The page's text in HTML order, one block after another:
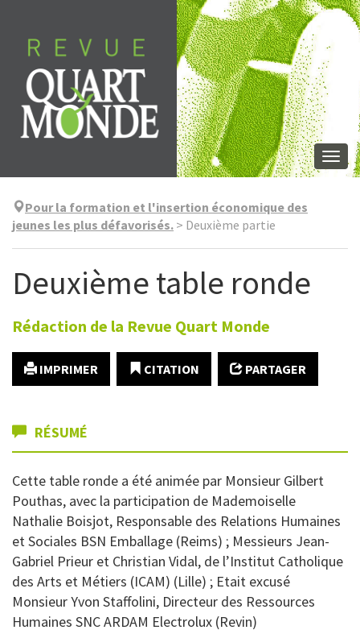
contenu
Pour la formation et l'insertion économique des
jeunes les plus défavorisés. > Deuxième partie
Deuxième table ronde
Rédaction de la Revue Quart Monde
IMPRIMER CITATION PARTAGER
RÉSUMÉ
Cette table ronde a été animée par Monsieur Gilbert
Pouthas, avec la participation de Mademoiselle
Nathalie Boisjot, Responsable des Relations Humaines
et Sociales BSN Emballage (Reims) ; Messieurs Jean-
Gabriel Prieur et Christian Vidal, de l’Institut Catholique
des Arts et Métiers (ICAM) (Lille) ; Etait excusé
Monsieur Yvon Staffolini, Directeur des Ressources
Humaines SNC ARDAM Electrolux (Revin)